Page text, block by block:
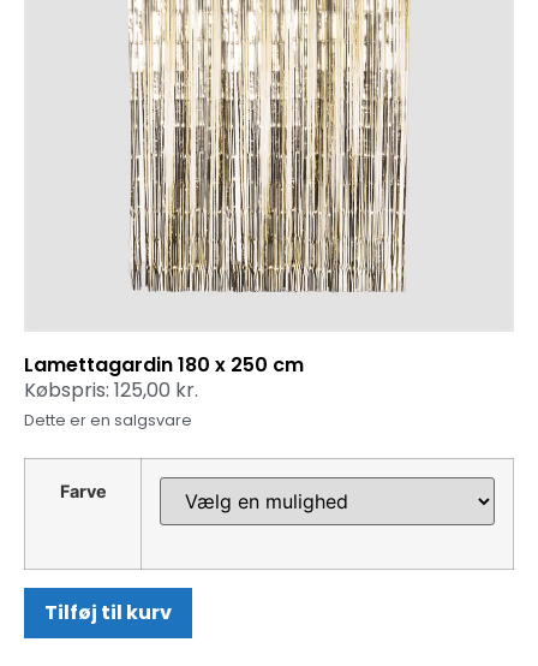
Lamettagardin 180 x 250 cm
Købspris: 125,00 kr.
Dette er en salgsvare
Farve
Tilføj til kurv